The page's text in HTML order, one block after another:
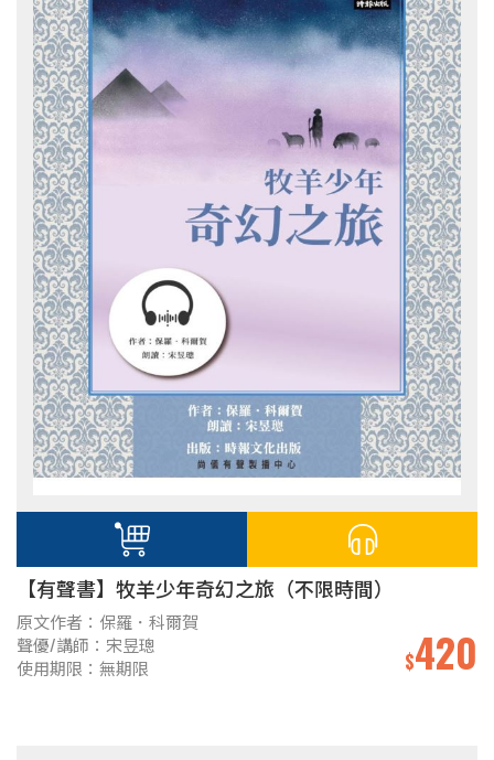
【有聲書】牧羊少年奇幻之旅（不限時間）
原文作者：保羅．科爾賀
聲優/講師：宋昱璁
使用期限：無期限
$420